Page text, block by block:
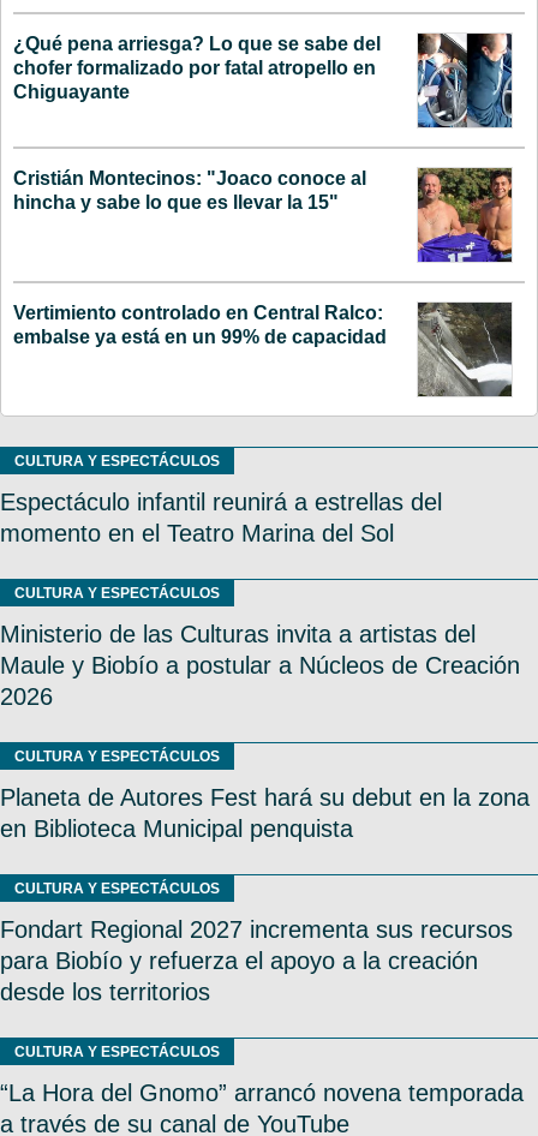
¿Qué pena arriesga? Lo que se sabe del
chofer formalizado por fatal atropello en
Chiguayante
Cristián Montecinos: "Joaco conoce al
hincha y sabe lo que es llevar la 15"
Vertimiento controlado en Central Ralco:
embalse ya está en un 99% de capacidad
CULTURA Y ESPECTÁCULOS
Espectáculo infantil reunirá a estrellas del
momento en el Teatro Marina del Sol
CULTURA Y ESPECTÁCULOS
Ministerio de las Culturas invita a artistas del
Maule y Biobío a postular a Núcleos de Creación
2026
CULTURA Y ESPECTÁCULOS
Planeta de Autores Fest hará su debut en la zona
en Biblioteca Municipal penquista
CULTURA Y ESPECTÁCULOS
Fondart Regional 2027 incrementa sus recursos
para Biobío y refuerza el apoyo a la creación
desde los territorios
CULTURA Y ESPECTÁCULOS
“La Hora del Gnomo” arrancó novena temporada
a través de su canal de YouTube